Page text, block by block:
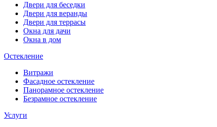
Двери для беседки
Двери для веранды
Двери для террасы
Окна для дачи
Окна в дом
Остекление
Витражи
Фасадное остекление
Панорамное остекление
Безрамное остекление
Услуги